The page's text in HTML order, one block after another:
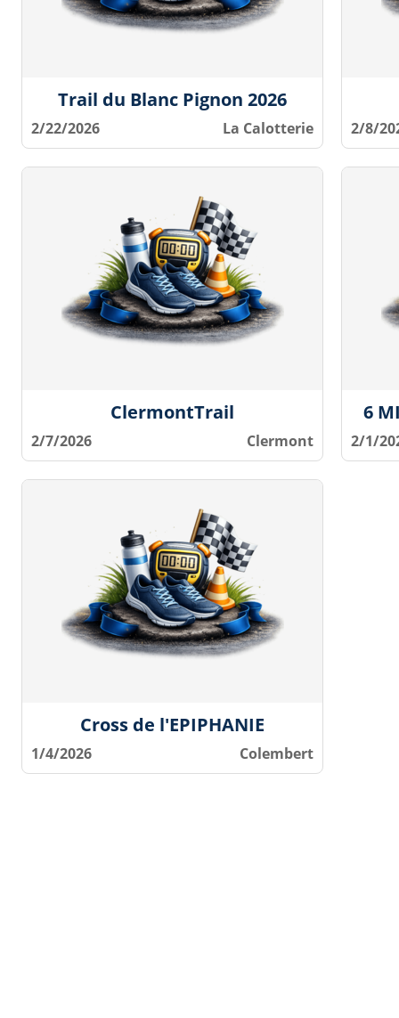
Trail du Blanc Pignon 2026
2/22/2026 La Calotterie 2/8/
ClermontTrail
2/7/2026 Clermont
6
2/1/
Cross de l'EPIPHANIE
1/4/2026 Colembert